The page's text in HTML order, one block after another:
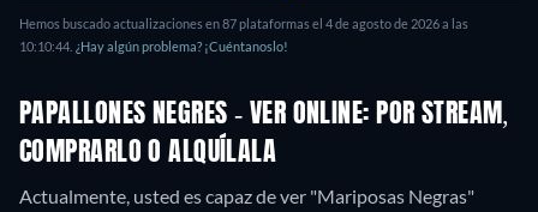
Hemos buscado actualizaciones en87plataformas el 4 de agosto de 2026a las
10:10:44 ¿Hay algún problema? ¡Cuéntanoslo!
PAPALLONES NEGRES - VER ONLINE: POR STREAM,
COMPRARLO O ALQUÍLALA
Actualmente, usted es capaz de ver "Mariposas Negras"